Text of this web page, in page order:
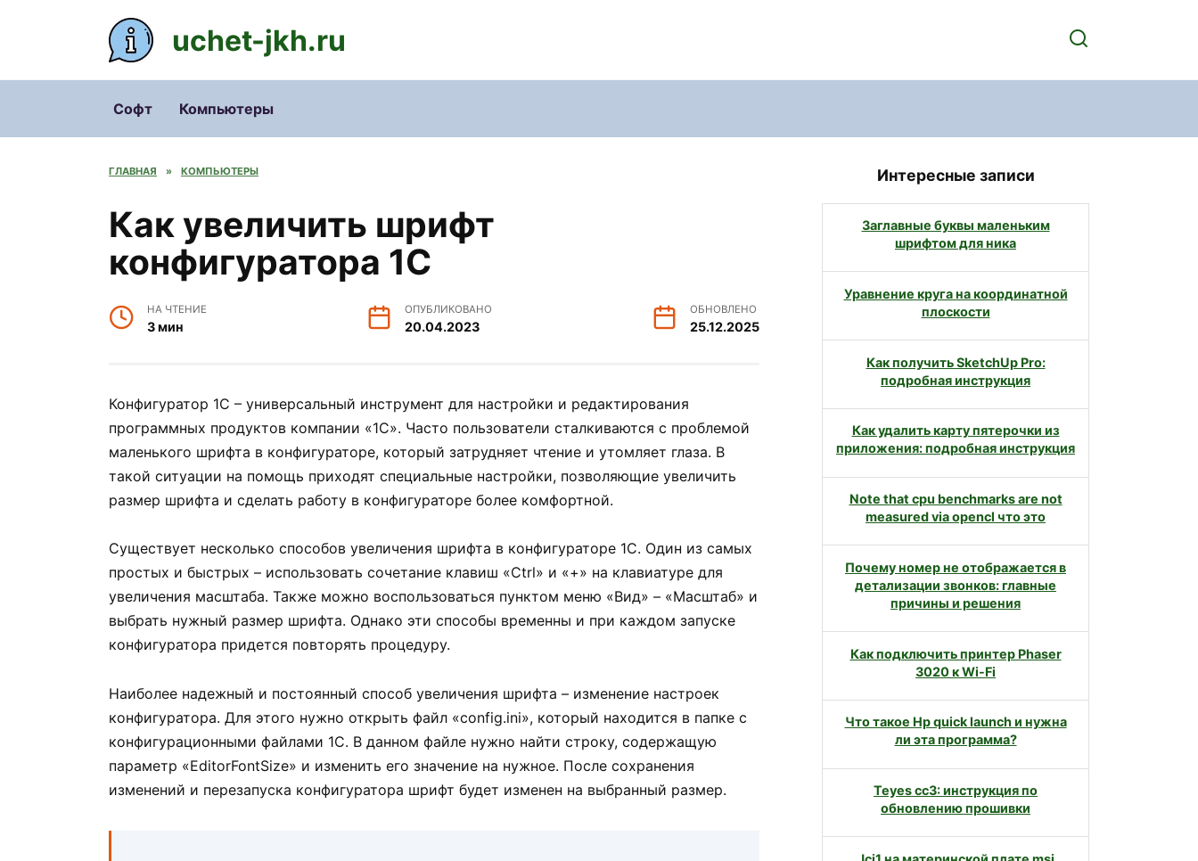
uchet-jkh.ru
Софт Компьютеры
ГЛАВНАЯ » КОМПЬЮТЕРЫ
Как увеличить шрифт
конфигуратора 1С
НА ЧТЕНИЕ
3 мин
ОПУБЛИКОВАНО
20.04.2023
ОБНОВЛЕНО
25.12.2025
Конфигуратор 1С – универсальный инструмент для настройки и редактирования
программных продуктов компании «1С». Часто пользователи сталкиваются с проблемой
маленького шрифта в конфигураторе, который затрудняет чтение и утомляет глаза. В
такой ситуации на помощь приходят специальные настройки, позволяющие увеличить
размер шрифта и сделать работу в конфигураторе более комфортной.
Существует несколько способов увеличения шрифта в конфигураторе 1С. Один из самых
простых и быстрых – использовать сочетание клавиш «Ctrl» и «+» на клавиатуре для
увеличения масштаба. Также можно воспользоваться пунктом меню «Вид» – «Масштаб» и
выбрать нужный размер шрифта. Однако эти способы временны и при каждом запуске
конфигуратора придется повторять процедуру.
Наиболее надежный и постоянный способ увеличения шрифта – изменение настроек
конфигуратора. Для этого нужно открыть файл «config.ini», который находится в папке с
конфигурационными файлами 1С. В данном файле нужно найти строку, содержащую
параметр «EditorFontSize» и изменить его значение на нужное. После сохранения
изменений и перезапуска конфигуратора шрифт будет изменен на выбранный размер.
Интересные записи
Заглавные буквы маленьким
шрифтом для ника
Уравнение круга на координатной
плоскости
Как получить SketchUp Pro:
подробная инструкция
Как удалить карту пятерочки из
приложения: подробная инструкция
Note that cpu benchmarks are not
measured via opencl что это
Почему номер не отображается в
детализации звонков: главные
причины и решения
Как подключить принтер Phaser
3020 к Wi-Fi
Что такое Hp quick launch и нужна
ли эта программа?
Teyes cc3: инструкция по
обновлению прошивки